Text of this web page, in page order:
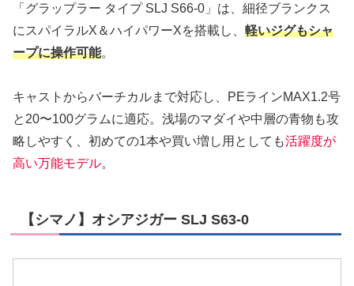
「グラップラー タイプ SLJ S66-0」は、細径ブランクス
にスパイラルX＆ハイパワーXを搭載し、 軽いジグもシャ
ープに操作可能。
キャストからバーチカルまで対応し、PEラインMAX1.2号
と20〜100グラムに適応。浅場のマダイや中層の青物も攻
略しやすく、初めての1本や買い増し用としても活躍度が
高い万能モデル。
【シマノ】オシアジガー SLJ S63-0